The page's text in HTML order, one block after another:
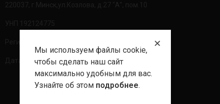
Дата регистрации: 20.08.2020г
Мы используем файлы cookie,
чтобы сделать наш сайт
максимально удобным для вас.
Узнайте об этом подробнее.